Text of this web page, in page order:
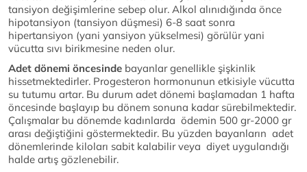
tansiyon değişimlerine sebep olur. Alkol alınıdığında önce
hipotansiyon (tansiyon düşmesi) 6-8 saat sonra
hipertansiyon (yani yansiyon yükselmesi) görülür yani
vücutta sıvı birikmesine neden olur.
Adet dönemi öncesinde bayanlar genellikle şişkinlik
hissetmektedirler. Progesteron hormonunun etkisiyle vücutta
su tutumu artar. Bu durum adet dönemi başlamadan 1 hafta
öncesinde başlayıp bu dönem sonuna kadar sürebilmektedir.
Çalışmalar bu dönemde kadınlarda ödemin 500 gr-2000 gr
arası değiştiğini göstermektedir. Bu yüzden bayanların adet
dönemlerinde kiloları sabit kalabilir veya diyet uygulandığı
halde artış gözlenebilir.